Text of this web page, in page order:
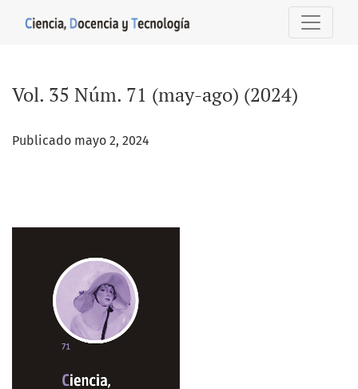
Vol. 35 Núm. 71 (may-ago) (2024)
Publicado mayo 2, 2024